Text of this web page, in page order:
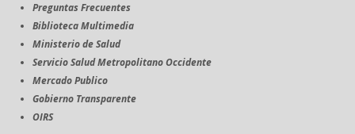
Preguntas Frecuentes
Biblioteca Multimedia
Ministerio de Salud
Servicio Salud Metropolitano Occidente
Mercado Publico
Gobierno Transparente
OIRS